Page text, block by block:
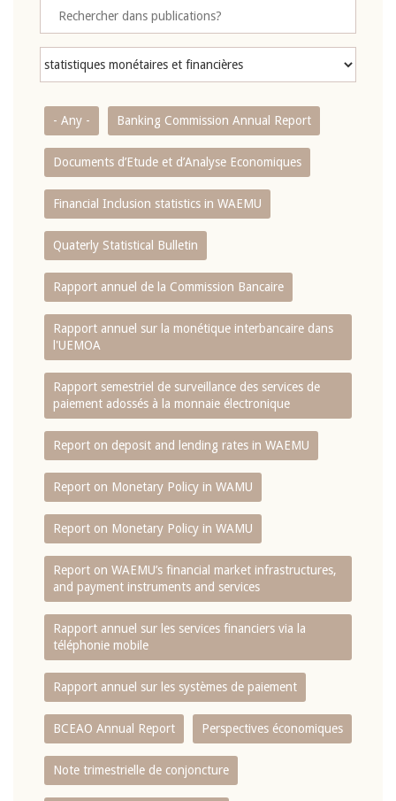
- Any - Banking Commission Annual Report
Documents d’Etude et d’Analyse Economiques
Financial Inclusion statistics in WAEMU
Quaterly Statistical Bulletin
Rapport annuel de la Commission Bancaire
Rapport annuel sur la monétique interbancaire dans
l'UEMOA
Rapport semestriel de surveillance des services de
paiement adossés à la monnaie électronique
Report on deposit and lending rates in WAEMU
Report on Monetary Policy in WAMU
Report on Monetary Policy in WAMU
Report on WAEMU’s financial market infrastructures,
and payment instruments and services
Rapport annuel sur les services financiers via la
téléphonie mobile
Rapport annuel sur les systèmes de paiement
BCEAO Annual Report Perspectives économiques
Note trimestrielle de conjoncture